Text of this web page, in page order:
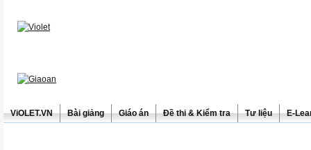
ViOLET.VN Bài giảng Giáo án Đề thi & Kiểm tra Tư liệu E-